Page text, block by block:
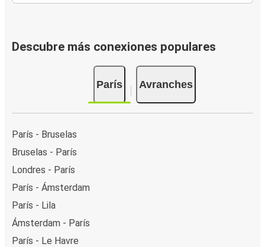
Descubre más conexiones populares
París Avranches
París - Bruselas
Bruselas - París
Londres - París
París - Ámsterdam
París - Lila
Ámsterdam - París
París - Le Havre